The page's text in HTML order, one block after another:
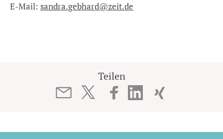
E-Mail: sandra.gebhard@zeit.de
Teilen